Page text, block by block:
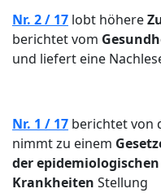
Nr. 2 / 17 lobt höhere
berichtet vom
und liefert eine
Nr. 1 / 17 berichtet von
nimmt zu einem
der
Krankheiten Stellung